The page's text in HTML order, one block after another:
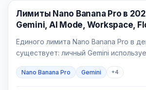
Генерация изображений ИИ
Лимиты Nano Banana Pro в
Gemini, AI Mode, Workspace,
Единого лимита Nano Banana Pro в
существует: личный Gemini
отдельный 24-часовой лимит,
Nano Banana Pro Gemini +4